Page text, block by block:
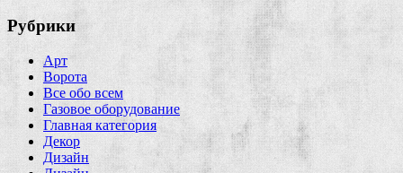
Рубрики
Арт
Ворота
Все обо всем
Газовое оборудование
Главная категория
Декор
Дизайн